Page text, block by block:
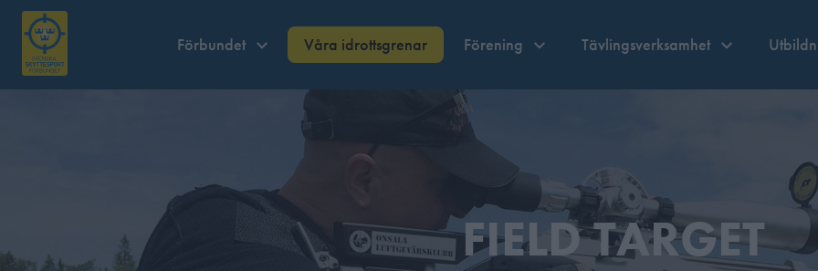
Förbundet Våra idrottsgrenar Förening Tävlingsverksamhet
FIELD TARGET